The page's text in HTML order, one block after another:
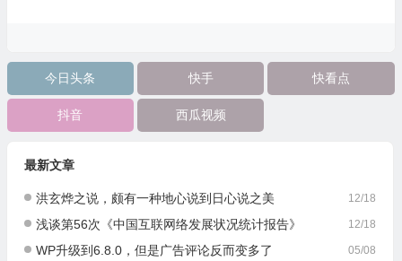
今日头条 快手 快看点
抖音 西瓜视频
最新文章
12/18
洪玄烨之说，颇有一种地心说到日心说之美
12/18
浅谈第56次《中国互联网络发展状况统计报告》
05/08
WP升级到6.8.0，但是广告评论反而变多了